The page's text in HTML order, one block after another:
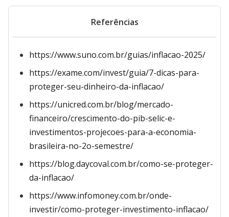
Referências
https://www.suno.com.br/guias/inflacao-2025/
https://exame.com/invest/guia/7-dicas-para-
proteger-seu-dinheiro-da-inflacao/
https://unicred.com.br/blog/mercado-
financeiro/crescimento-do-pib-selic-e-
investimentos-projecoes-para-a-economia-
brasileira-no-2o-semestre/
https://blog.daycoval.com.br/como-se-proteger-
da-inflacao/
https://www.infomoney.com.br/onde-
investir/como-proteger-investimento-inflacao/